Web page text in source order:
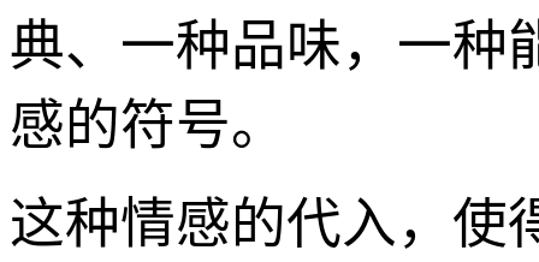
典、一种品味，一种
感的符号。
这种情感的代入，使